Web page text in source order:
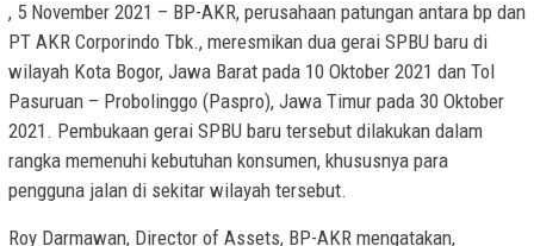
, 5 November 2021 – BP-AKR, perusahaan patungan antara bp dan
PT AKR Corporindo Tbk., meresmikan dua gerai SPBU baru di
wilayah Kota Bogor, Jawa Barat pada 10 Oktober 2021 dan Tol
Pasuruan – Probolinggo (Paspro), Jawa Timur pada 30 Oktober
2021. Pembukaan gerai SPBU baru tersebut dilakukan dalam
rangka memenuhi kebutuhan konsumen, khususnya para
pengguna jalan di sekitar wilayah tersebut.
Roy Darmawan, Director of Assets, BP-AKR mengatakan,